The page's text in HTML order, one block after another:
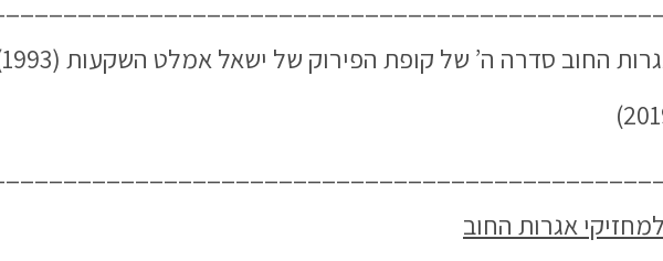
החוב סדרה ה’ של קופת הפירוק של ישאל אמלט השקעות (1993) בע”מ לשנת 2018
אגרות החוב